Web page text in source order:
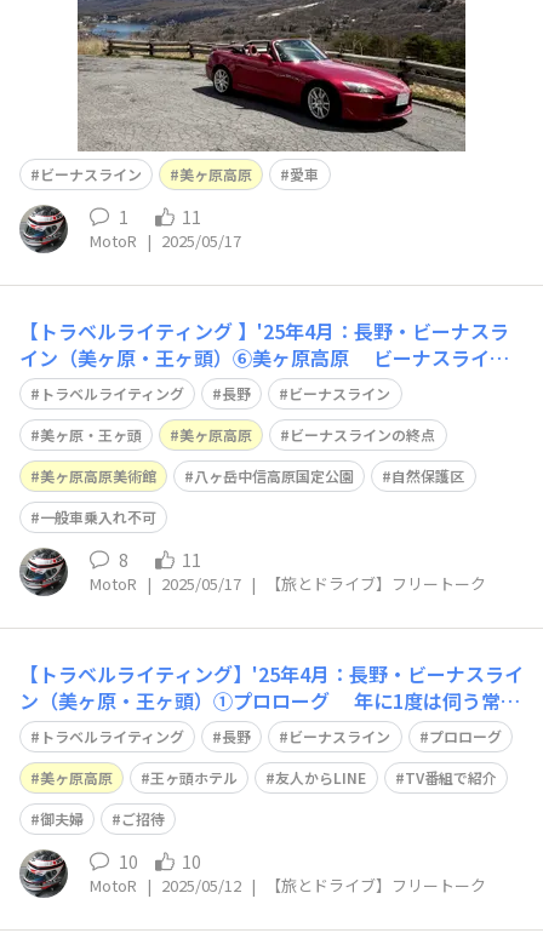
ビーナスライン 美ヶ原高原 愛車
1 11
MotoR | 2025/05/17
【トラベルライティング 】'25年4月：長野・ビーナスラ
イン（美ヶ原・王ヶ頭）⑥美ヶ原高原 ビーナスライン
の終点「道の駅 美ヶ原高原」「美ヶ原高原美術館」 今日
まで休館…😓 だってビーナスラインの開通が、一昨日で
したから😀 早めに「王ヶ頭ホテル」に向かうことに…
美ヶ原高原は、ハイキングの絶
トラベルライティング 長野
ビーナスライン
美ヶ原・王ヶ頭
美ヶ原高原
ビーナスラインの終点
美ヶ原高原美術館
八ヶ岳中信高原国定公園
自然保護区
一般車乗入れ不可
8 11
MotoR | 2025/05/17 | 【旅とドライブ】フリートーク
【トラベルライティング】'25年4月：長野・ビーナスライ
ン（美ヶ原・王ヶ頭）①プロローグ 年に1度は伺う常
宿、美ヶ原高原『王ヶ頭ホテル』 https://waigaya-base.
honda.co.jp/chats/a1lenyrealknbm2k ココ10年、毎年
欠かさず行っていたのに 昨年は
トラベルライティング 長野 ビーナスライン
プロローグ
美ヶ原高原
王ヶ頭ホテル 友人からLINE
TV番組で紹介
御夫婦
ご招待
10 10
MotoR | 2025/05/12 | 【旅とドライブ】フリートーク